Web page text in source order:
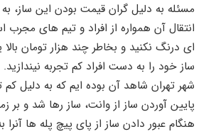
مسئله به دلیل گران قیمت بودن این ساز،
انتقال آن همواره از افراد و تیم های مجرب
ای درنگ نکنید و بخاطر چند هزار تومان بالا
ساز خود را به دست افراد کم تجربه
شهر تهران شاهد آن بوده ایم که به دلیل
پایین آوردن ساز از وانت، ساز رها شد و بر
هنگام عبور دادن ساز از پای پیچ پله ها آنرا